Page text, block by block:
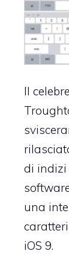
Il
di indizi
una
iOS 9.